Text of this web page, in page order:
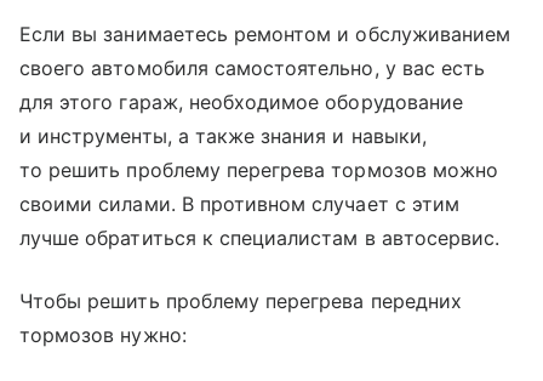
Если вы занимаетесь ремонтом и обслуживанием
своего автомобиля самостоятельно, у вас есть
для этого гараж, необходимое оборудование
и инструменты, а также знания и навыки,
то решить проблему перегрева тормозов можно
своими силами. В противном случает с этим
лучше обратиться к специалистам в автосервис.
Чтобы решить проблему перегрева передних
тормозов нужно: